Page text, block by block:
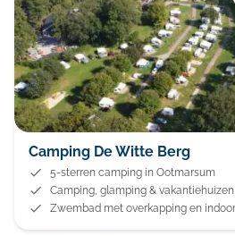
Camping De Witte Berg
5-sterren camping in Ootmarsum
Camping, glamping & vakantiehuizen
Zwembad met overkapping en